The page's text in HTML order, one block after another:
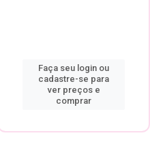
Faça seu login ou
cadastre-se para
ver preços e
comprar